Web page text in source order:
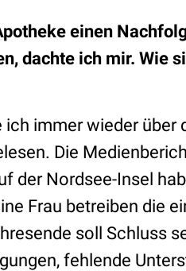
einen
dachte ich mir. Wie
immer wieder über
Die
der Nordsee-Insel
Frau betreiben die
soll Schluss
fehlende